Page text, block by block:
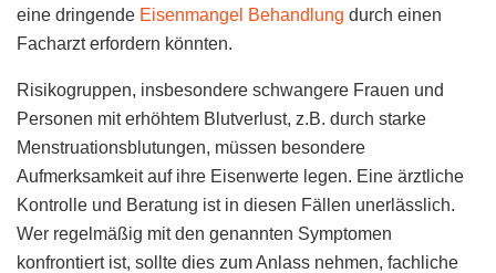
eine dringende Eisenmangel Behandlung durch einen
Facharzt erfordern könnten.
Risikogruppen, insbesondere schwangere Frauen und
Personen mit erhöhtem Blutverlust, z.B. durch starke
Menstruationsblutungen, müssen besondere
Aufmerksamkeit auf ihre Eisenwerte legen. Eine ärztliche
Kontrolle und Beratung ist in diesen Fällen unerlässlich.
Wer regelmäßig mit den genannten Symptomen
konfrontiert ist, sollte dies zum Anlass nehmen, fachliche